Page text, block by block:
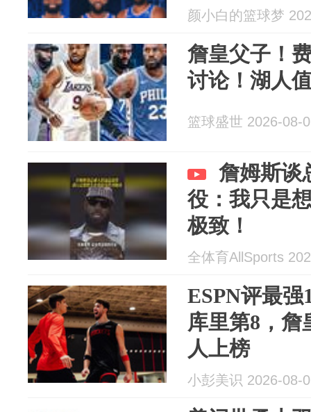
颜小白的篮球梦
詹皇父子！
讨论！湖人
篮球盛世 2026-08-
詹姆斯谈
役：我只是
极致！
全体育AllSports
ESPN评最
库里第8，詹
人上榜
小彭美识 2026-08-